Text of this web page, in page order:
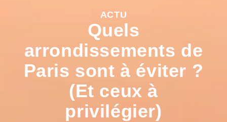
ACTU
Quels
arrondissements de
Paris sont à éviter ?
(Et ceux à
privilégier)